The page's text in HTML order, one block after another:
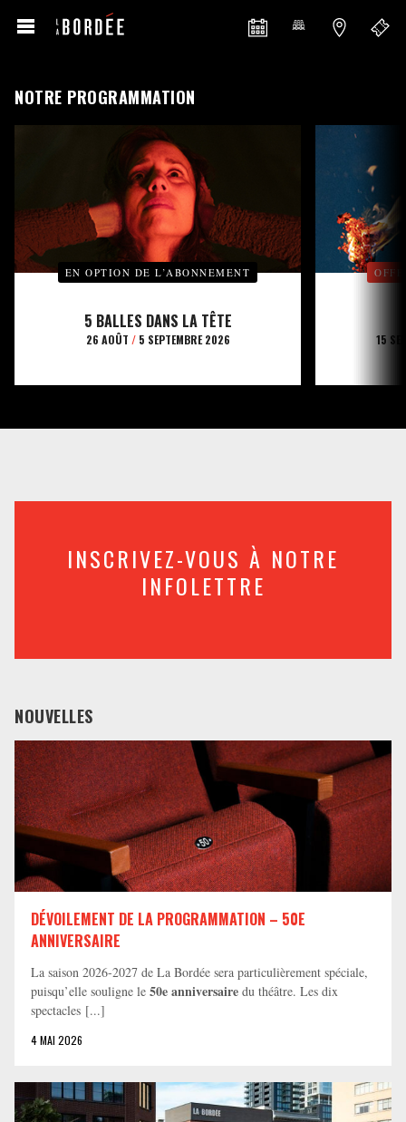
NOTRE PROGRAMMATION
EN OPTION DE L’ABONNEMENT
5 BALLES DANS LA TÊTE
26 AOÛT /5 SEPTEMBRE 2026 15
INSCRIVEZ-VOUS À NOTRE
INFOLETTRE
NOUVELLES
DÉVOILEMENT DE LA PROGRAMMATION – 50E
ANNIVERSAIRE
La saison 2026-2027 de La Bordée sera particulièrement spéciale,
puisqu’elle souligne le 50e anniversaire du théâtre. Les dix
spectacles [...]
4 MAI 2026